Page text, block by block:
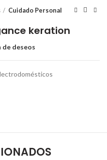
Cuidado Personal
keration
deseos